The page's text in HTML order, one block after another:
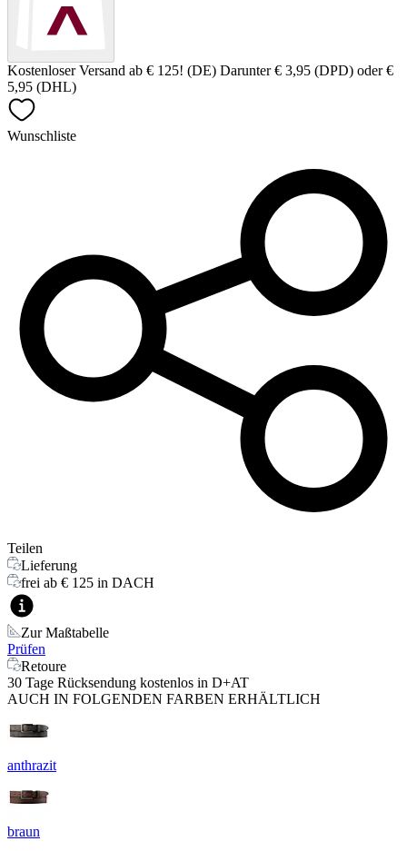
Kostenloser Versand ab € 125! (DE) Darunter € 3,95 (DPD) oder €
5,95 (DHL)
Wunschliste
Teilen
Lieferung
frei ab € 125 in DACH
Zur Maßtabelle
Prüfen
Retoure
30 Tage Rücksendung kostenlos in D+AT
AUCH IN FOLGENDEN FARBEN ERHÄLTLICH
anthrazit
braun